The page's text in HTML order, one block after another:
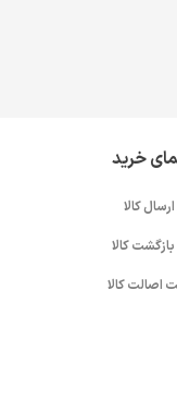
خرید
کالا
کالا
اصالت کالا